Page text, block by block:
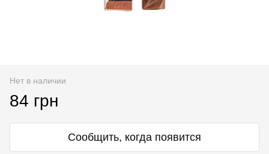
Нет в наличии
84 грн
Сообщить, когда появится